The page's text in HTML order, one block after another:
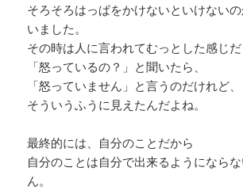
そろそろはっぱをかけないといけない
いました。
その時は人に言われてむっとした感じだ
「怒っているの？」と聞いたら、
「怒っていません」と言うのだけれど、
そういうふうに見えたんだよね。
最終的には、自分のことだから
自分のことは自分で出来るようになら
ん。